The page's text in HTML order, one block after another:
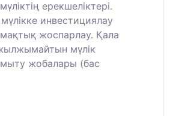
ерекшеліктері.
инвестициялау
жоспарлау. Қала
мүлік
жобалары (бас